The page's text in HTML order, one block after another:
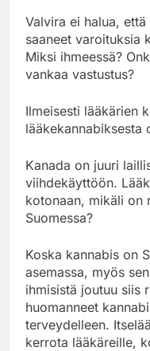
Valvira ei halua,
saaneet varoituksia
Miksi ihmeessä?
vankaa vastustus?
Ilmeisesti lääkärien
lääkekannabiksesta
Kanada on juuri
viihdekäyttöön.
kotonaan, mikäli on
Suomessa?
Koska kannabis on
asemassa, myös
ihmisistä joutuu siis
huomanneet
terveydelleen.
kerrota lääkäreille,